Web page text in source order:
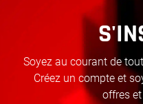
Soyez au courant de
Créez un compte et
offres